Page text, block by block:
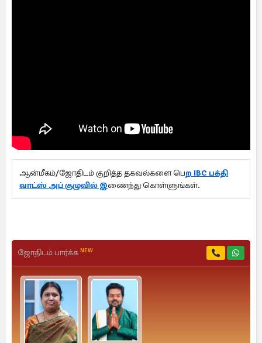
ஆன்மீகம்/ஜோதிடம் குறித்த தகவல்களை பெற IBC பக்தி
வாட்ஸ் அப் குழுவில் இணைந்து கொள்ளுங்கள்.
ஜோதிடம் பார்க்க NEW